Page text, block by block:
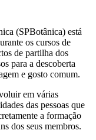
(SPBotânica) está
os cursos de
de partilha dos
para a descoberta
e gosto comum.
em várias
das pessoas que
a formação
dos seus membros.